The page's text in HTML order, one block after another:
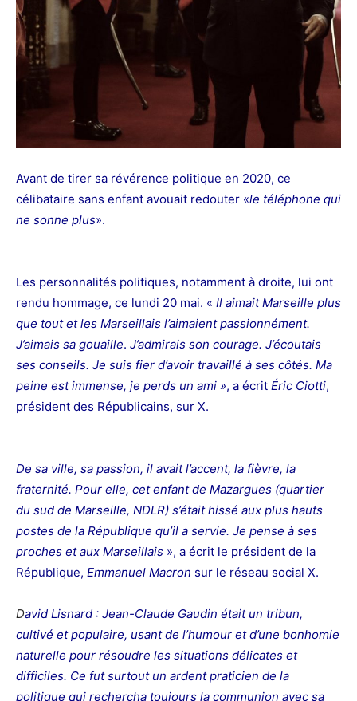
Avant de tirer sa révérence politique en 2020, ce
célibataire sans enfant avouait redouter «le téléphone qui
ne sonne plus».
Les personnalités politiques, notamment à droite, lui ont
rendu hommage, ce lundi 20 mai. « Il aimait Marseille plus
que tout et les Marseillais l’aimaient passionnément.
J’aimais sa gouaille. J’admirais son courage. J’écoutais
ses conseils. Je suis fier d’avoir travaillé à ses côtés. Ma
peine est immense, je perds un ami », a écrit Éric Ciotti,
président des Républicains, sur X.
De sa ville, sa passion, il avait l’accent, la fièvre, la
fraternité. Pour elle, cet enfant de Mazargues (quartier
du sud de Marseille, NDLR) s’était hissé aux plus hauts
postes de la République qu’il a servie. Je pense à ses
proches et aux Marseillais », a écrit le président de la
République, Emmanuel Macron sur le réseau social X.
David Lisnard : Jean-Claude Gaudin était un tribun,
cultivé et populaire, usant de l’humour et d’une bonhomie
naturelle pour résoudre les situations délicates et
difficiles. Ce fut surtout un ardent praticien de la
politique qui rechercha toujours la communion avec sa